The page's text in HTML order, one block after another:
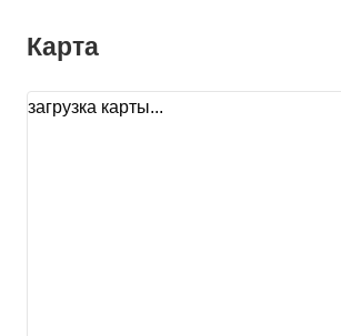
Карта
загрузка карты...